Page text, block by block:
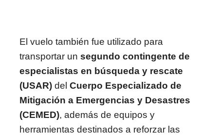
El vuelo también fue utilizado para
transportar un segundo contingente de
especialistas en búsqueda y rescate
(USAR) del Cuerpo Especializado de
Mitigación a Emergencias y Desastres
(CEMED), además de equipos y
herramientas destinados a reforzar las